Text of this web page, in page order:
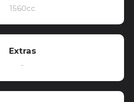
1560cc
Extras
-